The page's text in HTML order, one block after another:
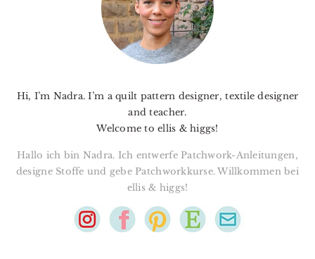
Hi, I’m Nadra. I’m a quilt pattern designer, textile designer
and teacher.
Welcome to ellis & higgs!
Hallo ich bin Nadra. Ich entwerfe Patchwork-Anleitungen,
designe Stoffe und gebe Patchworkkurse. Willkommen bei
ellis & higgs!